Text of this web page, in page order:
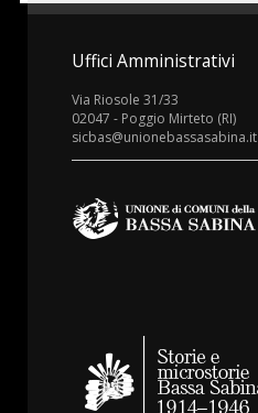
Uffici Amministrativi
Via Riosole 31/33
02047 - Poggio Mirteto (RI)
sicbas@unionebassasabina.it